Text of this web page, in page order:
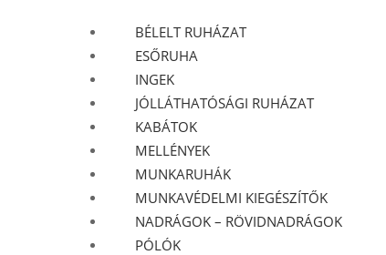
BÉLELT RUHÁZAT
ESŐRUHA
INGEK
JÓLLÁTHATÓSÁGI RUHÁZAT
KABÁTOK
MELLÉNYEK
MUNKARUHÁK
MUNKAVÉDELMI KIEGÉSZÍTŐK
NADRÁGOK – RÖVIDNADRÁGOK
PÓLÓK